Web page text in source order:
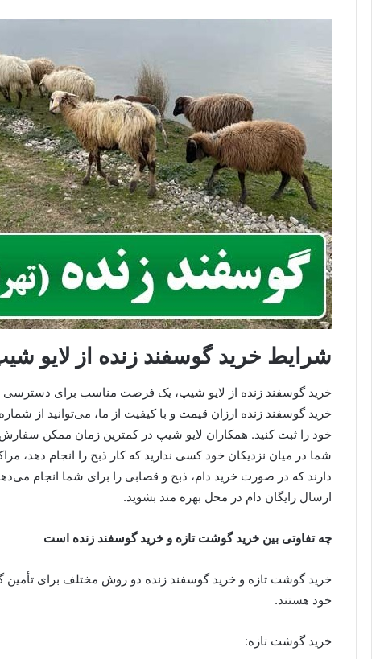
شرایط خرید گوسفند زنده از لایو
خرید گوسفند زنده از لایو شیپ، یک فرصت مناسب برای دسترسی
خرید گوسفند زنده ارزان قیمت و با کیفیت از ما، می‌توانید از
خود را ثبت کنید. همکاران لایو شیپ در کمترین زمان ممکن
شما در میان نزدیکان خود کسی ندارید که کار ذبح را انجام دهد،
دارند که در صورت خرید دام، ذبح و قصابی را برای شما انجام
ارسال رایگان دام در محل بهره مند بشوید.
چه تفاوتی بین خرید گوشت تازه و خرید گوسفند زنده است
خرید گوشت تازه و خرید گوسفند زنده دو روش مختلف برای تأمین
خود هستند.
خرید گوشت تازه: